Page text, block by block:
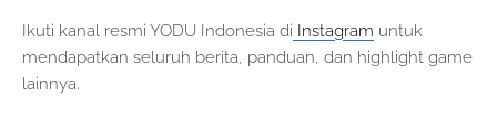
Ikuti kanal resmi YODU Indonesia di Instagram untuk
mendapatkan seluruh berita, panduan, dan highlight game
lainnya.